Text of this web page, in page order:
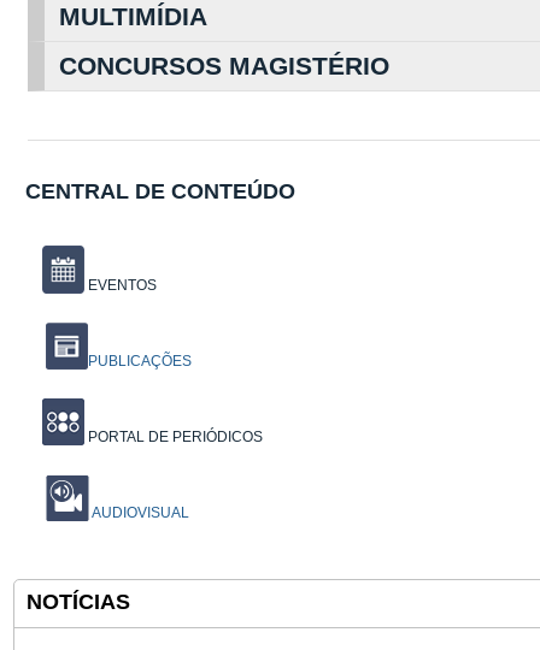
MULTIMÍDIA
CONCURSOS MAGISTÉRIO
CENTRAL DE CONTEÚDO
EVENTOS
PUBLICAÇÕES
PORTAL DE PERIÓDICOS
AUDIOVISUAL
NOTÍCIAS